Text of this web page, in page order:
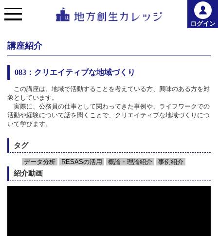
ログイン
講座紹介
083：クリエイティブな地域づくり
この講座は、地域で活動することを考えている方、興味のある方を対
象としています。
実際に、公務員の仕事として関わってきた事例や、ライフワークでの
活動や経験について話を聞くことで、クリエイティブな地域づくりにつ
いて学びます。
タグ
データ分析 RESASの活用 概論・理論紹介 事例紹介
紹介動画